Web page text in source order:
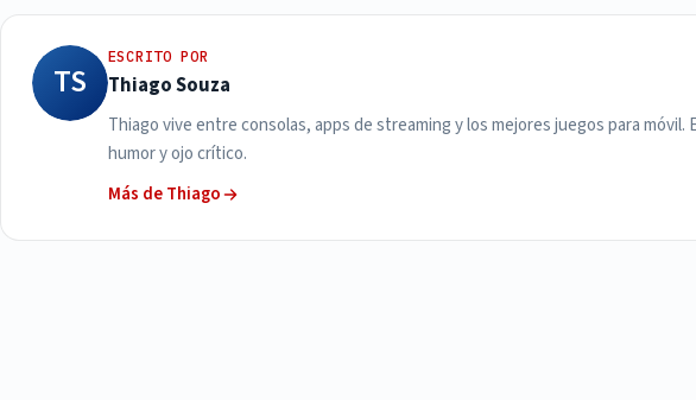
TS
ESCRITO POR
Thiago Souza
Thiago vive entre consolas, apps de streaming y los mejores juegos para
humor y ojo crítico.
Más de Thiago